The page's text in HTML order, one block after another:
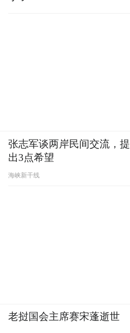
张志军谈两岸民间交流，提
出3点希望
海峡新干线
老挝国会主席赛宋蓬逝世